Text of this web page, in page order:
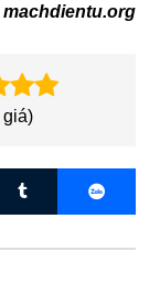
machdientu.org